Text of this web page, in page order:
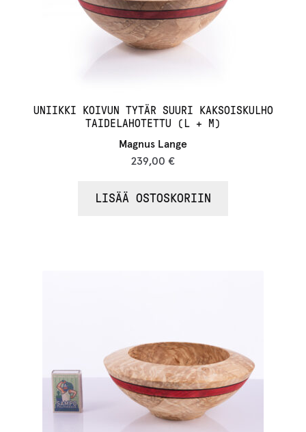
UNIIKKI KOIVUN TYTÄR SUURI KAKSOISKULHO
TAIDELAHOTETTU (L + M)
Magnus Lange
239,00 €
LISÄÄ OSTOSKORIIN